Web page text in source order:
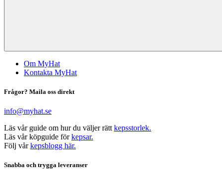
Om MyHat
Kontakta MyHat
Frågor? Maila oss direkt
info@myhat.se
Läs vår guide om hur du väljer rätt kepsstorlek.
Läs vår köpguide förkepsar.
Följ vårkepsblogg här.
Snabba och trygga leveranser